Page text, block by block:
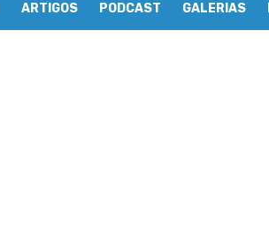
ARTIGOS PODCAST GALERIAS